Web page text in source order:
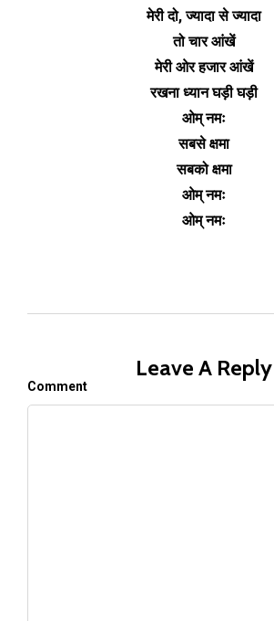
मेरी दो, ज्यादा से ज्यादा
तो चार आंखें
मेरी ओर हजार आंखें
रखना ध्यान घड़ी घड़ी
ओम् नमः
सबसे क्षमा
सबको क्षमा
ओम् नमः
ओम् नमः
Leave A Reply
Comment